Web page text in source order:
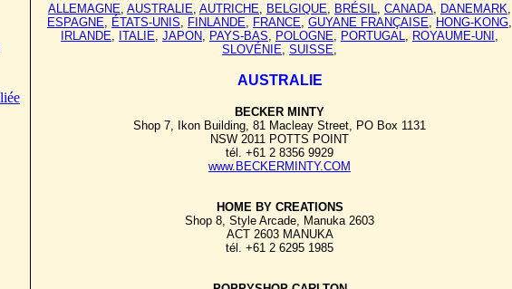
ALLEMAGNE, AUSTRALIE, AUTRICHE, BELGIQUE, BRÉSIL, CANADA, DANEMARK,
ESPAGNE, ÉTATS-UNIS, FINLANDE, FRANCE, GUYANE FRANÇAISE, HONG-KONG,
IRLANDE, ITALIE, JAPON, PAYS-BAS, POLOGNE, PORTUGAL, ROYAUME-UNI ,
SLOVÉNIE, SUISSE,
AUSTRALIE
BECKER MINTY
Shop 7, Ikon Building, 81 Macleay Street, PO Box 1131
NSW 2011 POTTS POINT
tél. +61 2 8356 9929
www.BECKERMINTY.COM
HOME BY CREATIONS
Shop 8, Style Arcade, Manuka 2603
ACT 2603 MANUKA
tél. +61 2 6295 1985